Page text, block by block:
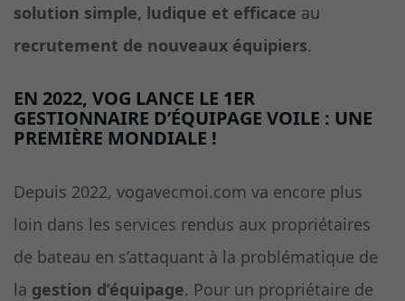
solution simple, ludique et efficace au
recrutement de nouveaux équipiers.
EN 2022, VOG LANCE LE 1ER
GESTIONNAIRE D’ÉQUIPAGE VOILE : UNE
PREMIÈRE MONDIALE !
Depuis 2022, vogavecmoi.com va encore plus
loin dans les services rendus aux propriétaires
de bateau en s’attaquant à la problématique de
la gestion d’équipage. Pour un propriétaire de